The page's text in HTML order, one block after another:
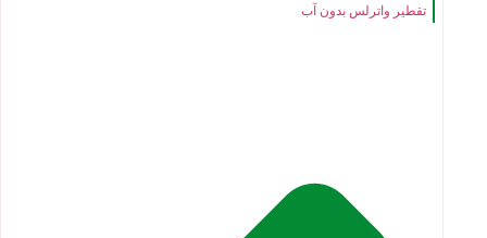
تقطیر واترلس بدون آب